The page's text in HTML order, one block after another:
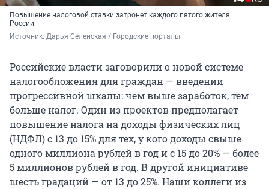
Повышение налоговой ставки затронет каждого пятого жителя
России
Источник: Дарья Селенская / Городские порталы
Российские власти заговорили о новой системе
налогообложения для граждан — введении
прогрессивной шкалы: чем выше заработок, тем
больше налог. Один из проектов предполагает
повышение налога на доходы физических лиц
(НДФЛ) с 13 до 15% для тех, у кого доходы свыше
одного миллиона рублей в год и с 15 до 20% — более
5 миллионов рублей в год. В другой инициативе
шесть градаций — от 13 до 25%. Наши коллеги из